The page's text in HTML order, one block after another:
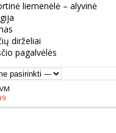
liemenėlė – alyvinė
dirželiai
pagalvėlės